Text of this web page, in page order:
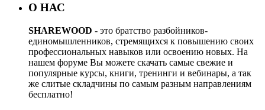
О НАС
SHAREWOOD - это братство разбойников-
единомышленников, стремящихся к повышению своих
профессиональных навыков или освоению новых. На
нашем форуме Вы можете скачать самые свежие и
популярные курсы, книги, тренинги и вебинары, а так
же слитые складчины по самым разным направлениям
бесплатно!